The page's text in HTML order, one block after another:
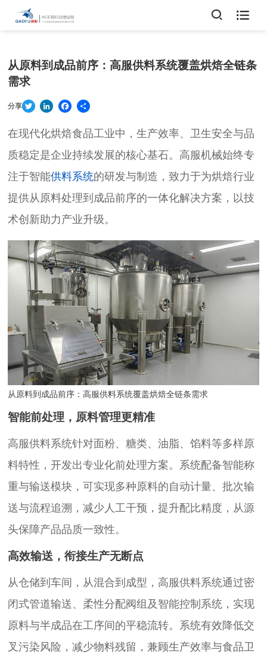

从原料到成品前序：高服供料系统覆盖烘焙全链条
需求
分享 Twitter LinkedInFacebook
Share
在现代化烘焙食品工业中，生产效率、卫生安全与品
质稳定是企业持续发展的核心基石。高服机械始终专
注于智能供料系统的研发与制造，致力于为烘焙行业
提供从原料处理到成品前序的一体化解决方案，以技
术创新助力产业升级。
从原料到成品前序：高服供料系统覆盖烘焙全链条需求
智能前处理，原料管理更精准
高服供料系统针对面粉、糖类、油脂、馅料等多样原
料特性，开发出专业化前处理方案。系统配备智能称
重与输送模块，可实现多种原料的自动计量、批次输
送与流程追溯，减少人工干预，提升配比精度，从源
头保障产品品质一致性。
高效输送，衔接生产无断点
从仓储到车间，从混合到成型，高服供料系统通过密
闭式管道输送、柔性分配阀组及智能控制系统，实现
原料与半成品在工序间的平稳流转。系统有效降低交
叉污染风险，减少物料残留，兼顾生产效率与食品卫